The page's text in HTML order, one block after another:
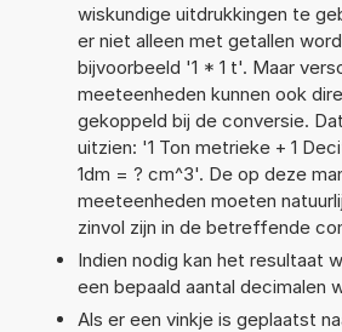
wiskundige uitdrukkingen te
er niet alleen met getallen
bijvoorbeeld '1 * 1 t'. Maar
meeteenheden kunnen ook
gekoppeld bij de conversie.
uitzien: '1 Ton metrieke + 1
1dm = ? cm^3'. De op deze
meeteenheden moeten
zinvol zijn in de betreffende
Indien nodig kan het resultaat
een bepaald aantal decimalen
Als er een vinkje is geplaatst